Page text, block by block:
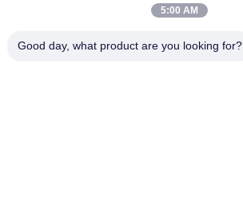
5:00 AM
Good day, what product are you looking for?